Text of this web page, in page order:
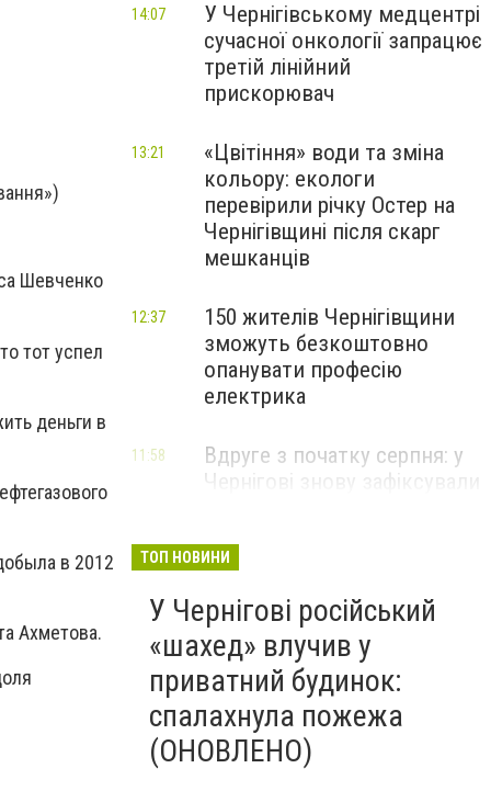
Шевченко
тот успел
деньги в
в 2012
Ахметова.
У Чернігівському медцентрі
сучасної онкології запрацює
третій лінійний
прискорювач
14:07
«Цвітіння» води та зміна
кольору: екологи
перевірили річку Остер на
Чернігівщині після скарг
мешканців
13:21
150 жителів Чернігівщини
зможуть безкоштовно
опанувати професію
електрика
12:37
Вдруге з початку серпня: у
Чернігові знову зафіксували
11:58
ТОП НОВИНИ
У Чернігові російський
«шахед» влучив у
приватний будинок:
спалахнула пожежа
(ОНОВЛЕНО)